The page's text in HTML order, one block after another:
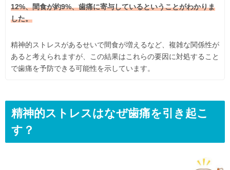
12%、間食が約9%、歯痛に寄与しているということがわかりま
した。
精神的ストレスがあるせいで間食が増えるなど、複雑な関係性が
あると考えられますが、この結果はこれらの要因に対処すること
で歯痛を予防できる可能性を示しています。
精神的ストレスはなぜ歯痛を引き起こ
す？